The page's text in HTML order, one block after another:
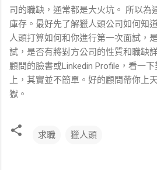
司的職缺，通常都是大火坑。 所以為
庫存。最好先了解獵人頭公司如何知
人頭打算如何和你進行第一次面試，
試，是否有將對方公司的性質和職缺
顧問的臉書或Linkedin Profile，看一
上，其實並不簡單。好的顧問帶你上
獄。
求職 獵人頭